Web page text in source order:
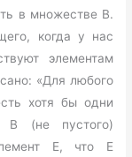
в множестве В.
когда у нас
элементам
«Для любого
хотя бы одни
В (не пустого)
Е, что Е